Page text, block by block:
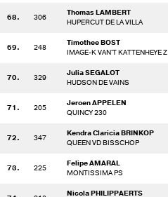
68. 306
Thomas LAMBERT
HUPERCUT DE LA VILLA
69. 248
Timothee BOST
IMAGE-K VAN'T KATTENHEYE Z
70. 329
Julia SEGALOT
HUDSON DE VAINS
71. 205
Jeroen APPELEN
QUINCY 230
72. 347
Kendra Claricia BRINKOP
QUEEN VD BISSCHOP
73. 225
Felipe AMARAL
MONTISSIMA PS
Nicola PHILIPPAERTS